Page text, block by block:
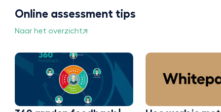
Online assessment tips
Naar het overzicht
Wat is 360
feedback en
het?